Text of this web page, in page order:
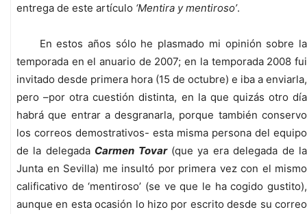
entrega de este artículo ‘Mentira y mentiroso’.
En estos años sólo he plasmado mi opinión sobre la
temporada en el anuario de 2007; en la temporada 2008 fui
invitado desde primera hora (15 de octubre) e iba a enviarla,
pero –por otra cuestión distinta, en la que quizás otro día
habrá que entrar a desgranarla, porque también conservo
los correos demostrativos- esta misma persona del equipo
de la delegada Carmen Tovar(que ya era delegada de la
Junta en Sevilla) me insultó por primera vez con el mismo
calificativo de ‘mentiroso’ (se ve que le ha cogido gustito),
aunque en esta ocasión lo hizo por escrito desde su correo